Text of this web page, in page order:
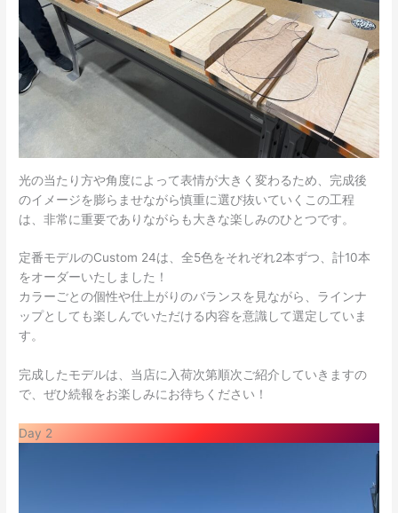
光の当たり方や角度によって表情が大きく変わるため、完成後
のイメージを膨らませながら慎重に選び抜いていくこの工程
は、非常に重要でありながらも大きな楽しみのひとつです。
定番モデルのCustom 24は、全5色をそれぞれ2本ずつ、計10本
をオーダーいたしました！
カラーごとの個性や仕上がりのバランスを見ながら、ラインナ
ップとしても楽しんでいただける内容を意識して選定していま
す。
完成したモデルは、当店に入荷次第順次ご紹介していきますの
で、ぜひ続報をお楽しみにお待ちください！
Day 2